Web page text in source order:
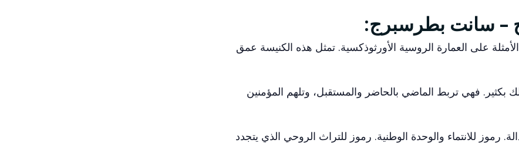
على العمارة الروسية الأورثوذكسية. تمثل هذه الكنيسة عمق
فهي تربط الماضي بالحاضر والمستقبل، وتلهم المؤمنين
رموز للانتماء والوحدة الوطنية. رموز للتراث الروحي الذي يتجدد